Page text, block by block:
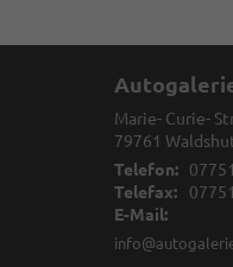
Marie- Curie-
79761
Telefon:
Telefax:
E-Mail: